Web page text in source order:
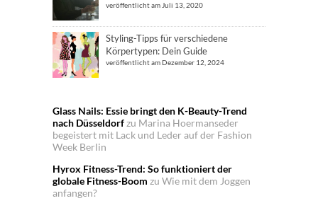
veröffentlicht am Juli 13, 2020
Styling-Tipps für verschiedene
Körpertypen: Dein Guide
veröffentlicht am Dezember 12, 2024
Glass Nails: Essie bringt den K-Beauty-Trend
nach Düsseldorfzu Marina Hoermanseder
begeistert mit Lack und Leder auf der Fashion
Week Berlin
Hyrox Fitness-Trend: So funktioniert der
globale Fitness-Boom zu Wie mit dem Joggen
anfangen?